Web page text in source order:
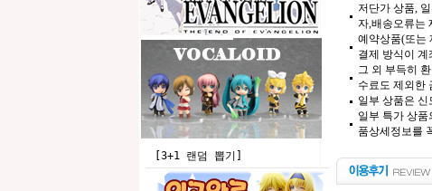
[3+1 랜덤 뽑기]
저단가 상품,
자,배송오류는
예약상품(또는
결제 방식이 계
그 외 부득히
수료도 제외한
일부 상품은 신
일부 특가 상
품상세정보를